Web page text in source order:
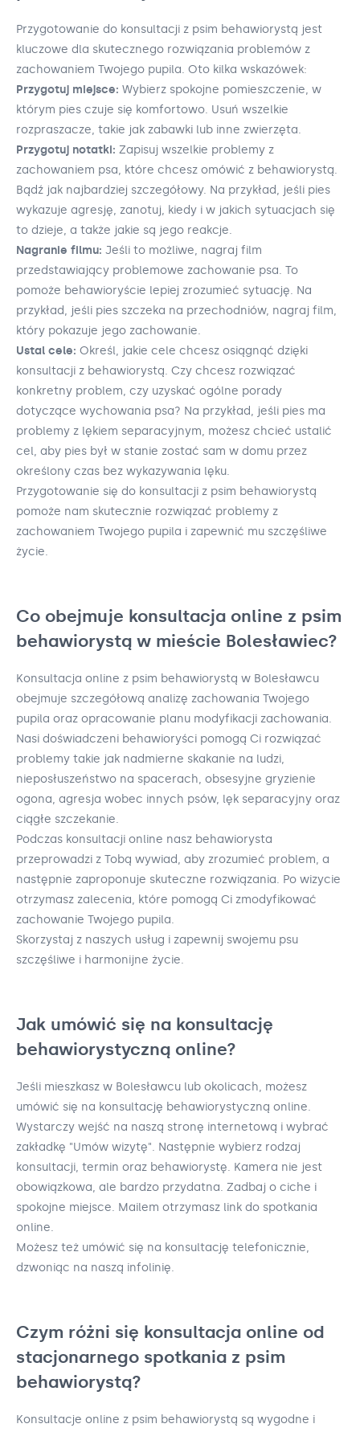
Przygotowanie do konsultacji z psim behawiorystą jest
kluczowe dla skutecznego rozwiązania problemów z
zachowaniem Twojego pupila. Oto kilka wskazówek:
Przygotuj miejsce: Wybierz spokojne pomieszczenie, w
którym pies czuje się komfortowo. Usuń wszelkie
rozpraszacze, takie jak zabawki lub inne zwierzęta.
Przygotuj notatki: Zapisuj wszelkie problemy z
zachowaniem psa, które chcesz omówić z behawiorystą.
Bądź jak najbardziej szczegółowy. Na przykład, jeśli pies
wykazuje agresję, zanotuj, kiedy i w jakich sytuacjach się
to dzieje, a także jakie są jego reakcje.
Nagranie filmu: Jeśli to możliwe, nagraj film
przedstawiający problemowe zachowanie psa. To
pomoże behawioryście lepiej zrozumieć sytuację. Na
przykład, jeśli pies szczeka na przechodniów, nagraj film,
który pokazuje jego zachowanie.
Ustal cele: Określ, jakie cele chcesz osiągnąć dzięki
konsultacji z behawiorystą. Czy chcesz rozwiązać
konkretny problem, czy uzyskać ogólne porady
dotyczące wychowania psa? Na przykład, jeśli pies ma
problemy z lękiem separacyjnym, możesz chcieć ustalić
cel, aby pies był w stanie zostać sam w domu przez
określony czas bez wykazywania lęku.
Przygotowanie się do konsultacji z psim behawiorystą
pomoże nam skutecznie rozwiązać problemy z
zachowaniem Twojego pupila i zapewnić mu szczęśliwe
życie.
Co obejmuje konsultacja online z psim
behawiorystą w mieście Bolesławiec?
Konsultacja online z psim behawiorystą w Bolesławcu
obejmuje szczegółową analizę zachowania Twojego
pupila oraz opracowanie planu modyfikacji zachowania.
Nasi doświadczeni behawioryści pomogą Ci rozwiązać
problemy takie jak nadmierne skakanie na ludzi,
nieposłuszeństwo na spacerach, obsesyjne gryzienie
ogona, agresja wobec innych psów, lęk separacyjny oraz
ciągłe szczekanie.
Podczas konsultacji online nasz behawiorysta
przeprowadzi z Tobą wywiad, aby zrozumieć problem, a
następnie zaproponuje skuteczne rozwiązania. Po wizycie
otrzymasz zalecenia, które pomogą Ci zmodyfikować
zachowanie Twojego pupila.
Skorzystaj z naszych usług i zapewnij swojemu psu
szczęśliwe i harmonijne życie.
Jak umówić się na konsultację
behawiorystyczną online?
Jeśli mieszkasz w Bolesławcu lub okolicach, możesz
umówić się na konsultację behawiorystyczną online.
Wystarczy wejść na naszą stronę internetową i wybrać
zakładkę "Umów wizytę". Następnie wybierz rodzaj
konsultacji, termin oraz behawiorystę. Kamera nie jest
obowiązkowa, ale bardzo przydatna. Zadbaj o ciche i
spokojne miejsce. Mailem otrzymasz link do spotkania
online.
Możesz też umówić się na konsultację telefonicznie,
dzwoniąc na naszą infolinię.
Czym różni się konsultacja online od
stacjonarnego spotkania z psim
behawiorystą?
Konsultacje online z psim behawiorystą są wygodne i